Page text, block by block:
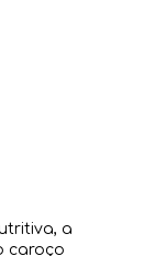
a
caroço